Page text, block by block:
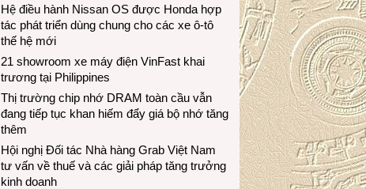
Hệ điều hành Nissan OS được Honda hợp
tác phát triển dùng chung cho các xe ô-tô
thế hệ mới
21 showroom xe máy điện VinFast khai
trương tại Philippines
Thị trường chip nhớ DRAM toàn cầu vẫn
đang tiếp tục khan hiếm đẩy giá bộ nhớ tăng
thêm
Hội nghị Đối tác Nhà hàng Grab Việt Nam
tư vấn về thuế và các giải pháp tăng trưởng
kinh doanh